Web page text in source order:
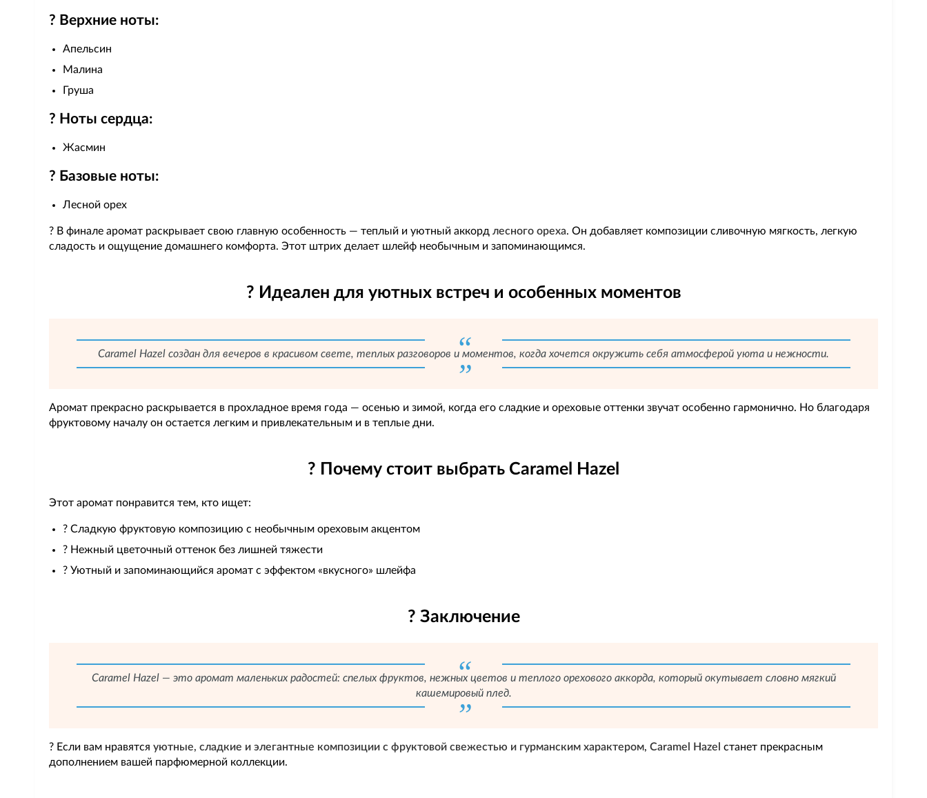
? Верхние ноты:
Апельсин
Малина
Груша
? Ноты сердца:
Жасмин
? Базовые ноты:
Лесной орех
? В финале аромат раскрывает свою главную особенность — теплый и уютный аккорд лесного ореха. Он добавляет композиции сливочную мягкость, легкую
сладость и ощущение домашнего комфорта. Этот штрих делает шлейф необычным и запоминающимся.
? Идеален для уютных встреч и особенных моментов
Caramel Hazel создан для вечеров в красивом свете, теплых разговоров и моментов, когда хочется окружить себя атмосферой уюта и нежности.
Аромат прекрасно раскрывается в прохладное время года — осенью и зимой, когда его сладкие и ореховые оттенки звучат особенно гармонично. Но благодаря
фруктовому началу он остается легким и привлекательным и в теплые дни.
? Почему стоит выбрать Caramel Hazel
Этот аромат понравится тем, кто ищет:
? Сладкую фруктовую композицию с необычным ореховым акцентом
? Нежный цветочный оттенок без лишней тяжести
? Уютный и запоминающийся аромат с эффектом «вкусного» шлейфа
? Заключение
Caramel Hazel — это аромат маленьких радостей: спелых фруктов, нежных цветов и теплого орехового аккорда, который окутывает словно мягкий
кашемировый плед.
? Если вам нравятся уютные, сладкие и элегантные композиции с фруктовой свежестью и гурманским характером, Caramel Hazel станет прекрасным
дополнением вашей парфюмерной коллекции.